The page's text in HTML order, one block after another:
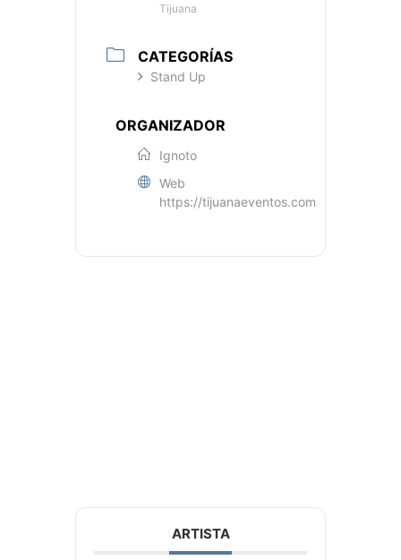
Tijuana
CATEGORÍAS
Stand Up
ORGANIZADOR
Ignoto
Web
https://tijuanaeventos.com
ARTISTA